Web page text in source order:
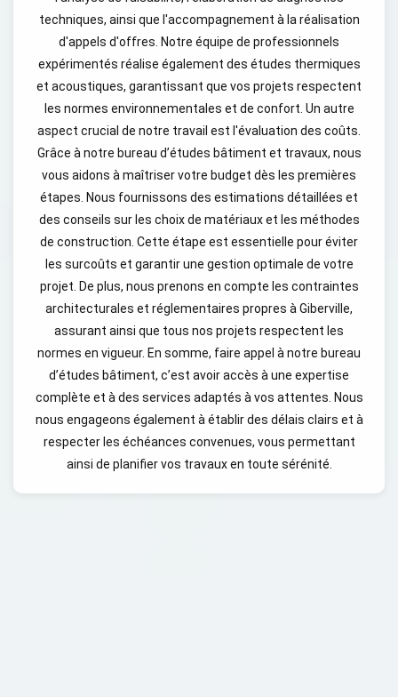
techniques, ainsi que l'accompagnement à la réalisation
d'appels d'offres. Notre équipe de professionnels
expérimentés réalise également des études thermiques
et acoustiques, garantissant que vos projets respectent
les normes environnementales et de confort. Un autre
aspect crucial de notre travail est l'évaluation des coûts.
Grâce à notre bureau d’études bâtiment et travaux, nous
vous aidons à maîtriser votre budget dès les premières
étapes. Nous fournissons des estimations détaillées et
des conseils sur les choix de matériaux et les méthodes
de construction. Cette étape est essentielle pour éviter
les surcoûts et garantir une gestion optimale de votre
projet. De plus, nous prenons en compte les contraintes
architecturales et réglementaires propres à Giberville,
assurant ainsi que tous nos projets respectent les
normes en vigueur. En somme, faire appel à notre bureau
d’études bâtiment, c’est avoir accès à une expertise
complète et à des services adaptés à vos attentes. Nous
nous engageons également à établir des délais clairs et à
respecter les échéances convenues, vous permettant
ainsi de planifier vos travaux en toute sérénité.